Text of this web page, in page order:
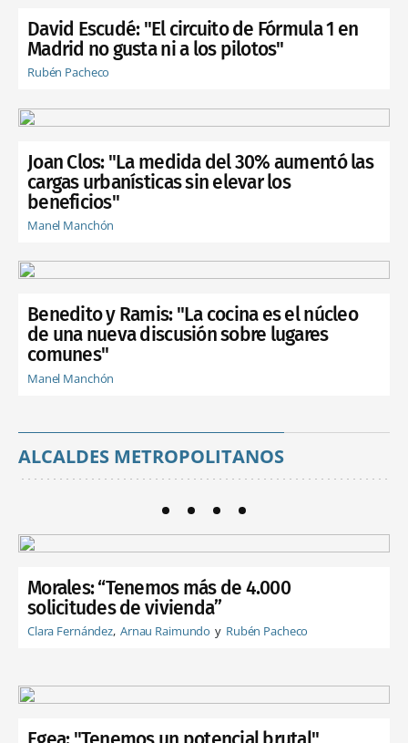
David Escudé: "El circuito de Fórmula 1 en
Madrid no gusta ni a los pilotos"
Rubén Pacheco
Joan Clos: "La medida del 30% aumentó las
cargas urbanísticas sin elevar los
beneficios"
Manel Manchón
Benedito y Ramis: "La cocina es el núcleo
de una nueva discusión sobre lugares
comunes"
Manel Manchón
ALCALDES METROPOLITANOS
Morales: “Tenemos más de 4.000
solicitudes de vivienda”
Clara Fernández Arnau Raimundo Rubén Pacheco